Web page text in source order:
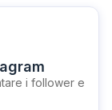
i follower e